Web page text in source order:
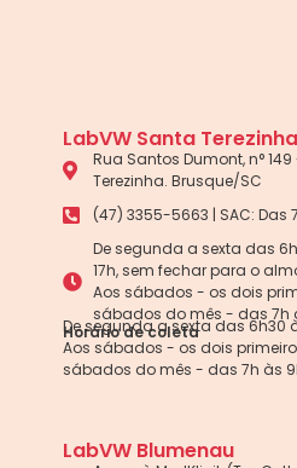
LabVW Santa Terezinha
Rua Santos Dumont, n°
Terezinha. Brusque/SC
(47) 3355-5663 | SAC: Das
De segunda a sexta das
17h, sem fechar para o
Aos sábados - os dois
sábados do mês - das 7h
Horário de coleta
De segunda a sexta das 6h30
Aos sábados - os dois
sábados do mês - das 7h às
LabVW Blumenau